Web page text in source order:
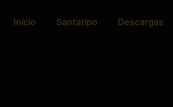
Início Santatipo Descargas